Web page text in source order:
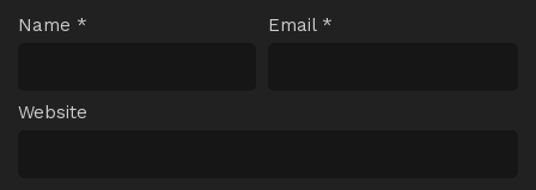
Name * Email *
Website